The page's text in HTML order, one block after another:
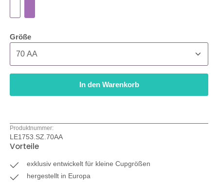
Größeauswählen
In den Warenkorb
Produktnummer:
LE1753.SZ.70AA
Vorteile
exklusiv entwickelt für kleine Cupgrößen
hergestellt in Europa